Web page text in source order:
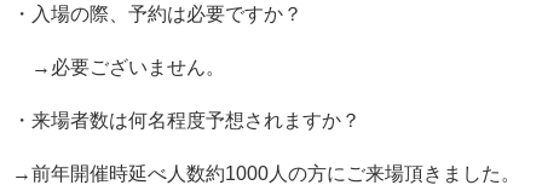
・入場の際、予約は必要ですか？
→必要ございません。
・来場者数は何名程度予想されますか？
→前年開催時延べ人数約1000人の方にご来場頂きました。